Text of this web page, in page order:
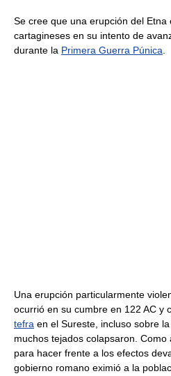
Se cree que una erupción del Etna
cartagineses en su intento de
durante la Primera Guerra Púnica
Una erupción particularmente
ocurrió en su cumbre en 122 AC y
tefra en el Sureste, incluso sobre
muchos tejados colapsaron.
para hacer frente a los efectos
gobierno romano eximió a la